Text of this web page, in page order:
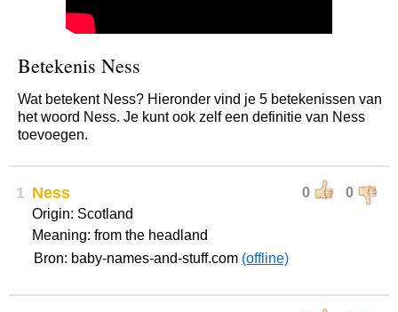
Betekenis Ness
Wat betekent Ness? Hieronder vind je 5 betekenissen van
het woord Ness. Je kunt ook zelf een definitie van Ness
toevoegen.
1 0 0
Ness
Origin: Scotland
Meaning: from the headland
Bron: baby-names-and-stuff.com (offline)